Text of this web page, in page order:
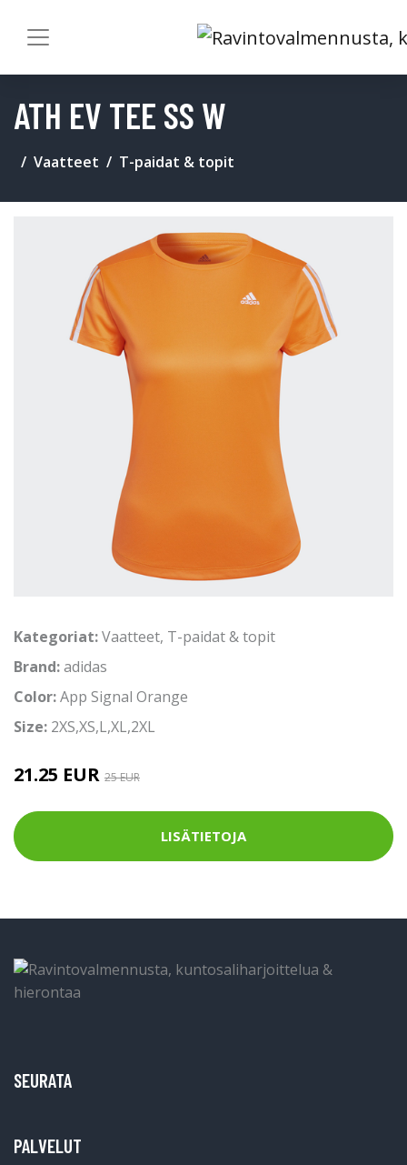
ATH EV TEE SS W
Vaatteet T-paidat & topit
Kategoriat:Vaatteet, T-paidat & topit
Brand:adidas
Color:App Signal Orange
Size: 2XS,XS,L,XL,2XL
21.25 EUR 25 EUR
LISÄTIETOJA
SEURATA
PALVELUT